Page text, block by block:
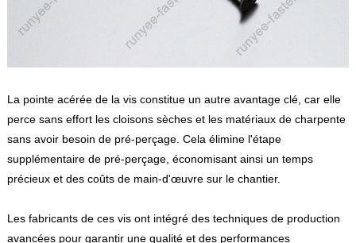
La pointe acérée de la vis constitue un autre avantage clé, car elle
perce sans effort les cloisons sèches et les matériaux de charpente
sans avoir besoin de pré-perçage. Cela élimine l'étape
supplémentaire de pré-perçage, économisant ainsi un temps
précieux et des coûts de main-d'œuvre sur le chantier.
Les fabricants de ces vis ont intégré des techniques de production
avancées pour garantir une qualité et des performances